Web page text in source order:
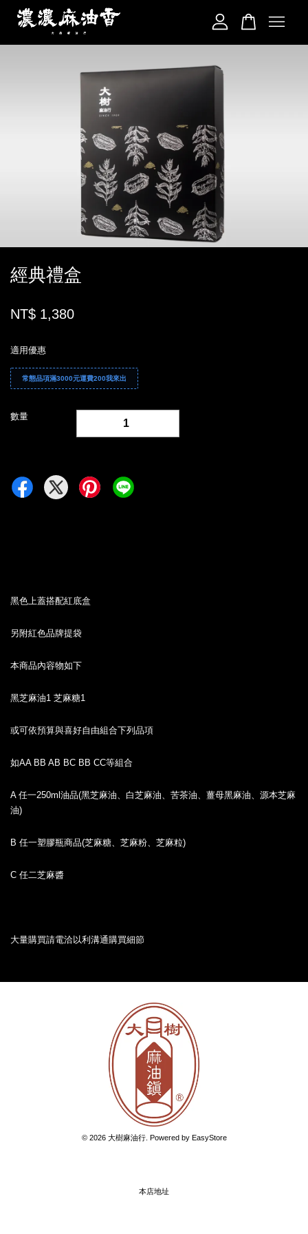
經典禮盒
NT$ 1,380
適用優惠
常態品項滿3000元運費200我來出
數量
黑色上蓋搭配紅底盒
另附紅色品牌提袋
本商品內容物如下
黑芝麻油1 芝麻糖1
或可依預算與喜好自由組合下列品項
如AA BB AB BC BB CC等組合
A 任一250ml油品(黑芝麻油、白芝麻油、苦茶油、薑母黑麻油、源本芝麻
油)
B 任一塑膠瓶商品(芝麻糖、芝麻粉、芝麻粒)
C 任二芝麻醬
大量購買請電洽以利溝通購買細節
© 2026 大樹麻油行. Powered by EasyStore
本店地址
您的購物車目前還是空的。